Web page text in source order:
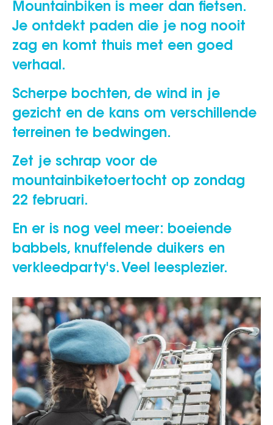
Mountainbiken is meer dan fietsen.
Je ontdekt paden die je nog nooit
zag en komt thuis met een goed
verhaal.
Scherpe bochten, de wind in je
gezicht en de kans om verschillende
terreinen te bedwingen.
Zet je schrap voor de
mountainbiketoertocht op zondag
22 februari.
En er is nog veel meer: boeiende
babbels, knuffelende duikers en
verkleedparty's. Veel leesplezier.